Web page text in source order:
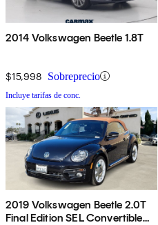
2014 Volkswagen Beetle 1.8T
$15,998 Sobreprecio
Incluye tarifas de conc.
2019 Volkswagen Beetle 2.0T
Final Edition SEL Convertible